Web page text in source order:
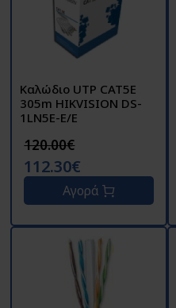
Καλώδιο UTP CAT5E
305m HIKVISION DS-
1LN5E-E/E
120.00€
112.30€
Αγορά